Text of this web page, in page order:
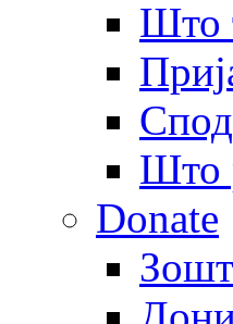
Што
Што
Donate